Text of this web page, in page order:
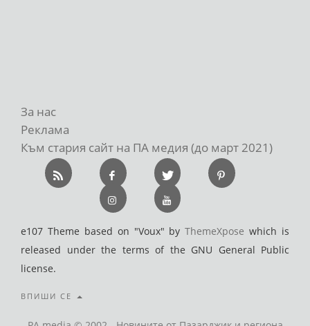
За нас
Реклама
Към стария сайт на ПА медия (до март 2021)
e107 Theme based on "Voux" byThemeXpose which is
released under the terms of the GNU General Public
license.
ВПИШИ СЕ